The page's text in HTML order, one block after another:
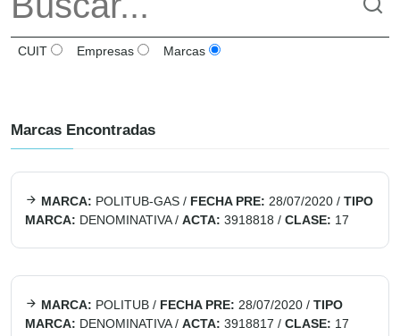
CUIT Empresas Marcas
Marcas Encontradas
MARCA: POLITUB-GAS / FECHA PRE: 28/07/2020 / TIPO
MARCA: DENOMINATIVA/ ACTA: 3918818 / CLASE: 17
MARCA: POLITUB / FECHA PRE: 28/07/2020 / TIPO
MARCA: DENOMINATIVA/ ACTA: 3918817 / CLASE: 17